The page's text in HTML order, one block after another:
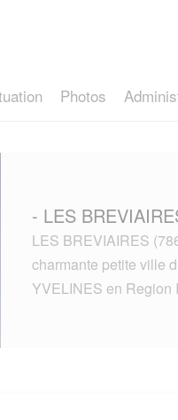
Photos
- LES
LES BREVIAIRES
charmante petite ville
YVELINES en Region